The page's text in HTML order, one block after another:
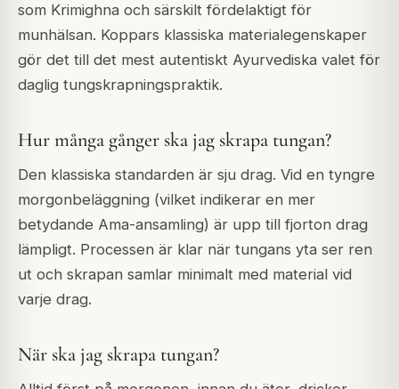
som Krimighna och särskilt fördelaktigt för
munhälsan. Koppars klassiska materialegenskaper
gör det till det mest autentiskt Ayurvediska valet för
daglig tungskrapningspraktik.
Hur många gånger ska jag skrapa tungan?
Den klassiska standarden är sju drag. Vid en tyngre
morgonbeläggning (vilket indikerar en mer
betydande Ama-ansamling) är upp till fjorton drag
lämpligt. Processen är klar när tungans yta ser ren
ut och skrapan samlar minimalt med material vid
varje drag.
När ska jag skrapa tungan?